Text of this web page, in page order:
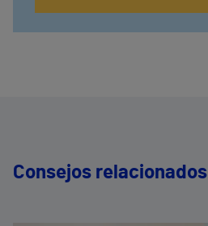
Consejos relacionados